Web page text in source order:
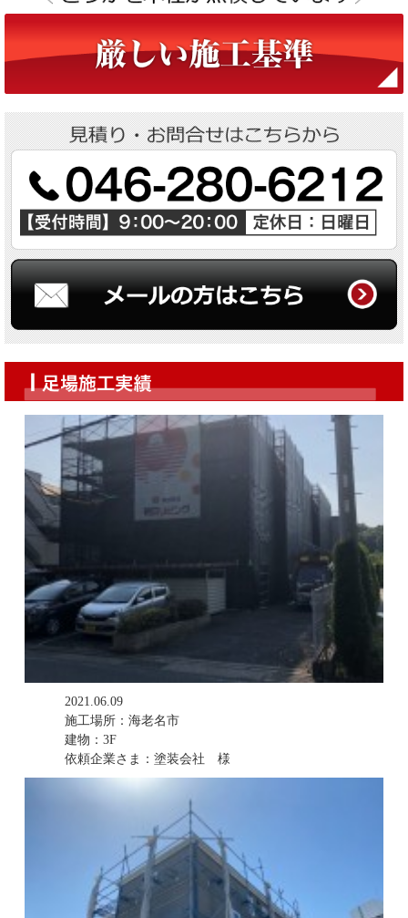
2021.06.09
施工場所：海老名市
建物：3F
依頼企業さま：塗装会社 様